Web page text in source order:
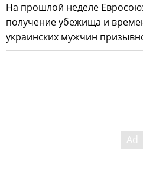
На прошлой неделе
получение убежища и
украинских мужчин